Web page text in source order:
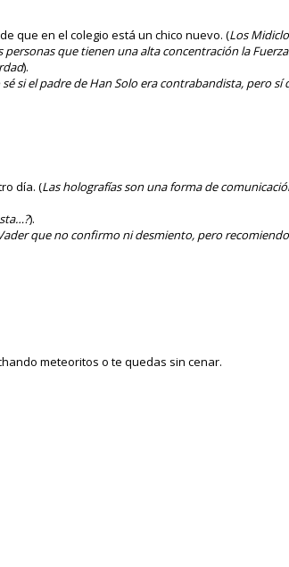
que en el colegio está un chico nuevo. (Los
que tienen una alta concentración la
).
sé si el padre de Han Solo era contrabandista, pero sí
día. (Las holografías son una forma de
).
que no confirmo ni desmiento, pero
meteoritos o te quedas sin cenar.